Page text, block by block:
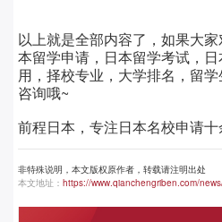
以上就是全部内容了，如果大
本留学申请，日本留学考试，
用，择校专业，大学排名，留
咨询哦~
前程日本，专注日本名校申请十
非特殊说明，本文版权原作者，转载请注明出处
本文地址： https://www.qianchengriben.com/